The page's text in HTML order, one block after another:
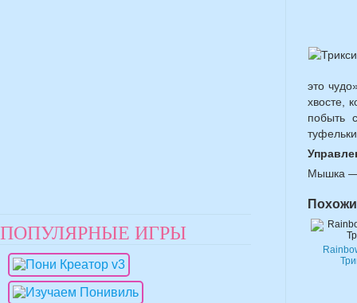
это
хвосте,
побыть
Мышка —
ПОПУЛЯРНЫЕ ИГРЫ